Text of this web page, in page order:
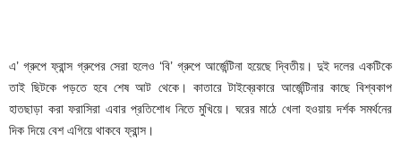
এ’ গ্রুপে ফ্রান্স গ্রুপের সেরা হলেও ‘বি’ গ্রুপে আর্জেন্টিনা হয়েছে দ্বিতীয়। দুই দলের একটিকে
তাই ছিটকে পড়তে হবে শেষ আট থেকে। কাতারে টাইব্রেকারে আর্জেন্টিনার কাছে বিশ্বকাপ
হাতছাড়া করা ফরাসিরা এবার প্রতিশোধ নিতে মুখিয়ে। ঘরের মাঠে খেলা হওয়ায় দর্শক সমর্থনের
দিক দিয়ে বেশ এগিয়ে থাকবে ফ্রান্স।